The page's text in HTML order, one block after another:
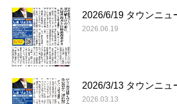
2026/6/19 タウンニ
2026.06.19
2026/3/13 タウンニ
2026.03.13